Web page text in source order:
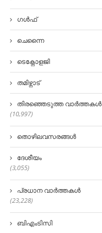
ഗൾഫ്
ചെന്നൈ
ടെക്നോളജി
തമിഴ്നാട്
തിരഞ്ഞെടുത്ത വാർത്തകൾ
(10,997)
തൊഴിലവസരങ്ങൾ
ദേശീയം
(3,055)
പ്രധാന വാർത്തകൾ
(23,228)
ബിഎംടിസി